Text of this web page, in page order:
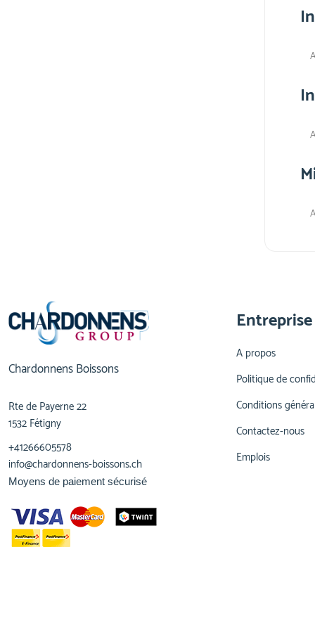
Chardonnens Boissons
Rte de Payerne 22
1532 Fétigny
+41266605578
info@chardonnens-boissons.ch
Entreprise
A propos
Politique de
Conditions
Contactez-nous
Emplois
Moyens de paiement sécurisé